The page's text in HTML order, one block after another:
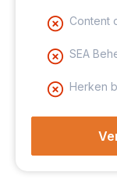
Content
SEA
Herken